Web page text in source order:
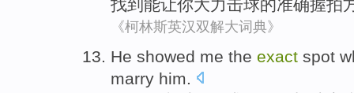
找到 能让你大力击球的准确握拍
《柯林斯英汉双解大词典》
He showed me the exact spot
marry him